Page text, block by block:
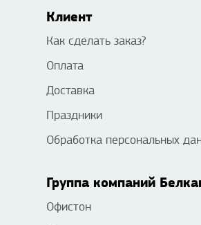
Клиент
Как сделать заказ?
Оплата
Доставка
Праздники
Обработка персональных
Группа компаний
Офистон